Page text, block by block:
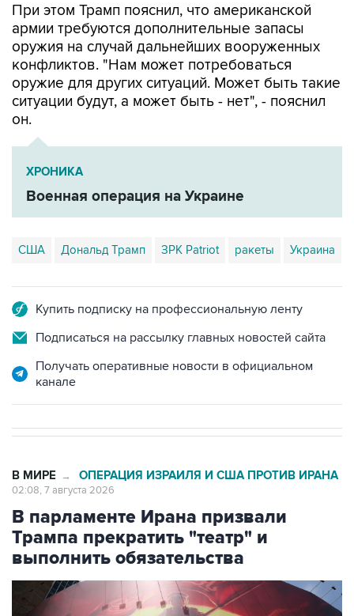
При этом Трамп пояснил, что американской
армии требуются дополнительные запасы
оружия на случай дальнейших вооруженных
конфликтов. "Нам может потребоваться
оружие для других ситуаций. Может быть такие
ситуации будут, а может быть - нет", - пояснил
он.
ХРОНИКА
Военная операция на Украине
США Дональд Трамп ЗРК Patriot ракеты Украина
Купить подписку на профессиональную ленту
Подписаться на рассылку главных новостей сайта
Получать оперативные новости в официальном
канале
В МИРЕ → ОПЕРАЦИЯ ИЗРАИЛЯ И США ПРОТИВ ИРАНА
02:08, 7 августа 2026
В парламенте Ирана призвали
Трампа прекратить "театр" и
выполнить обязательства